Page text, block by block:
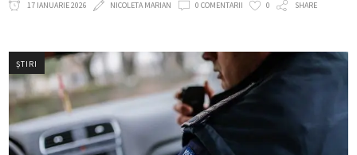
17 IANUARIE 2026 NICOLETA MARIAN 0 COMENTARII 0 SHARE
ȘTIRI